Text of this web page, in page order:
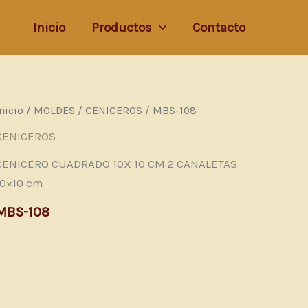
Inicio Productos Contacto
/ MOLDES / CENICEROS / MBS-108
CUADRADO 10X 10 CM 2 CANALETAS
cm
108